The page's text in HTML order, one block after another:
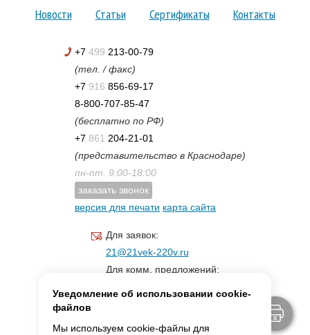
Новости
Статьи Сертификаты Контакты
+7 499 213-00-79
(тел. / факс)
+7 916 856-69-17
8-800-707-85-47
(бесплатно по РФ)
+7 861 204-21-01
(представительство в Краснодаре)
пн-пт. 9:00-18:00
заказать звонок
версия для печати карта сайта
Для заявок:
21@21vek-220v.ru
Для комм. предложений:
Уведомление об использовании cookie-
файлов
Мы используем cookie-файлы для